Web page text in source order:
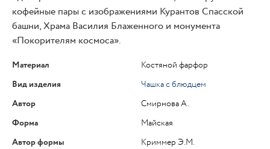
кофейные пары с изображениями Курантов Спасской
башни, Храма Василия Блаженного и монумента
«Покорителям космоса».
Материал
Костяной фарфор
Вид изделия
Чашка с блюдцем
Автор
Смирнова А.
Форма
Майская
Автор формы
Криммер Э.М.